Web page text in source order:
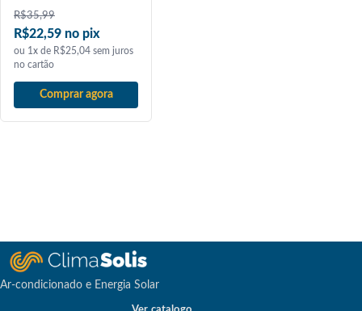
R$35,99
R$22,59 no pix
ou 1x de R$25,04 sem juros
no cartão
Comprar agora
Ar-condicionado e Energia Solar